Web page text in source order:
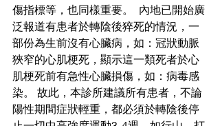
傷指標等，也同樣重要。  內地已開始廣
泛報道有患者於轉陰後猝死的情況，一
部份為生前沒有心臟病，如：冠狀動脈
狹窄的心肌梗死，顯示這一類死者於心
肌梗死前有急性心臟損傷，如：病毒感
染。 故此，本診所建議所有患者，不論
陽性期間症狀輕重，都必須於轉陰後停